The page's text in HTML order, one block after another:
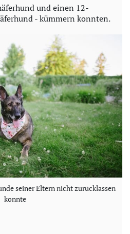
und einen 12-
- kümmern konnten.
seiner Eltern nicht zurücklassen
konnte